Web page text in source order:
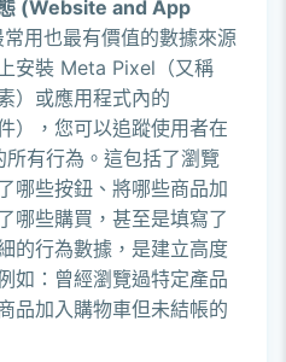
(Website and App
用也最有價值的數據來源
安裝 Meta Pixel（又稱
）或應用程式內的
），您可以追蹤使用者在
有行為。這包括了瀏覽
哪些按鈕、將哪些商品加
哪些購買，甚至是填寫了
的行為數據，是建立高度
如：曾經瀏覽過特定產品
品加入購物車但未結帳的